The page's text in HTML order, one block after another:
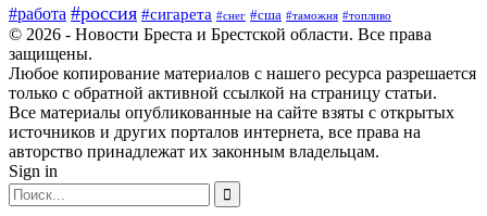
#работа #россия #сигарета #снег #сша #таможня #топливо
© 2026 - Новости Бреста и Брестской области. Все права
защищены.
Любое копирование материалов с нашего ресурса разрешается
только с обратной активной ссылкой на страницу статьи.
Все материалы опубликованные на сайте взяты с открытых
источников и других порталов интернета, все права на
авторство принадлежат их законным владельцам.
Sign in